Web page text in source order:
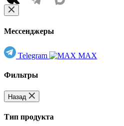
Мессенджеры
Telegram MAX
Фильтры
Назад
Тип продукта